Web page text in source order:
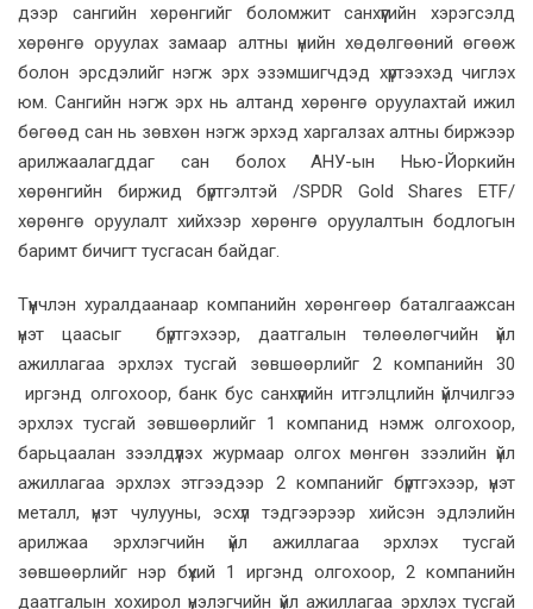
дээр сангийн хөрөнгийг боломжит санхүүгийн хэрэгсэлд
хөрөнгө оруулах замаар алтны үнийн хөдөлгөөний өгөөж
болон эрсдэлийг нэгж эрх эзэмшигчдэд хүртээхэд чиглэх
юм. Сангийн нэгж эрх нь алтанд хөрөнгө оруулахтай ижил
бөгөөд сан нь зөвхөн нэгж эрхэд харгалзах алтны биржээр
арилжаалагддаг сан болох АНУ-ын Нью-Йоркийн
хөрөнгийн биржид бүртгэлтэй /SPDR Gold Shares ETF/
хөрөнгө оруулалт хийхээр хөрөнгө оруулалтын бодлогын
баримт бичигт тусгасан байдаг.
Түүнчлэн хуралдаанаар компанийн хөрөнгөөр баталгаажсан
үнэт цаасыг бүртгэхээр, даатгалын төлөөлөгчийн үйл
ажиллагаа эрхлэх тусгай зөвшөөрлийг 2 компанийн 30
иргэнд олгохоор, банк бус санхүүгийн итгэлцлийн үйлчилгээ
эрхлэх тусгай зөвшөөрлийг 1 компанид нэмж олгохоор,
барьцаалан зээлдүүлэх журмаар олгох мөнгөн зээлийн үйл
ажиллагаа эрхлэх этгээдээр 2 компанийг бүртгэхээр, үнэт
металл, үнэт чулууны, эсхүл тэдгээрээр хийсэн эдлэлийн
арилжаа эрхлэгчийн үйл ажиллагаа эрхлэх тусгай
зөвшөөрлийг нэр бүхий 1 иргэнд олгохоор, 2 компанийн
даатгалын хохирол үнэлэгчийн үйл ажиллагаа эрхлэх тусгай